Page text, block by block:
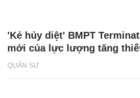
QUÂN SỰ
'Kẻ hủy diệt' BMPT
mới của lực lượng tăng